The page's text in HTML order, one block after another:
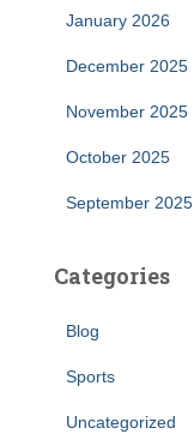
January 2026
December 2025
November 2025
October 2025
September 2025
Categories
Blog
Sports
Uncategorized